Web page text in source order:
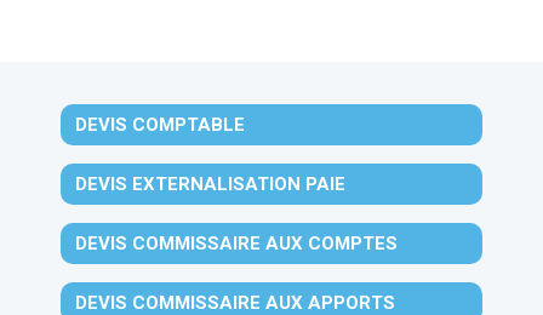
DEVIS COMPTABLE
DEVIS EXTERNALISATION PAIE
DEVIS COMMISSAIRE AUX COMPTES
DEVIS COMMISSAIRE AUX APPORTS